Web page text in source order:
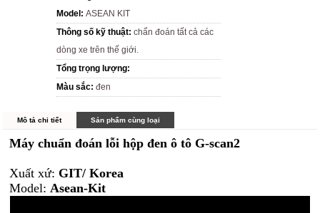
Model:ASEAN KIT
Thông số kỹ thuật:chẩn đoán tất cả các
dòng xe trên thế giới.
Tổng trọng lượng:
Màu sắc:đen
Mô tả chi tiết Sản phẩm cùng loại
Máy chuẩn đoán lỗi hộp đen ô tô G-scan2
Xuất xứ: GIT/ Korea
Model:Asean-Kit